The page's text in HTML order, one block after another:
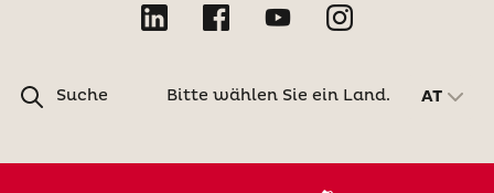
Suche Bitte wählen Sie ein Land. AT